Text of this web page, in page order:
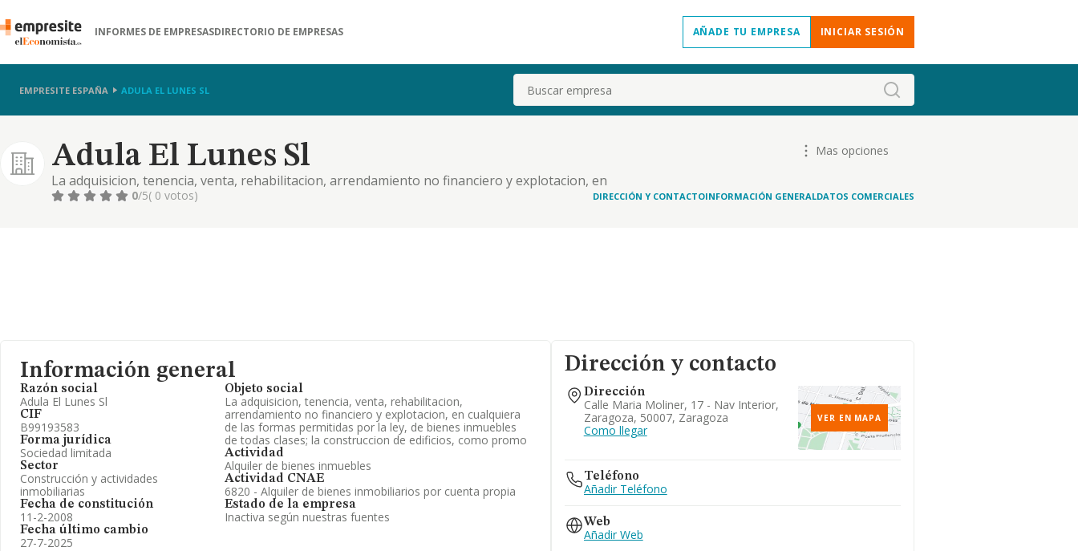
INFORMES DE EMPRESASDIRECTORIO DE EMPRESAS AÑADE TU EMPRESA INICIAR SESIÓN
EMPRESITE ESPAÑA ADULA EL LUNES SL Buscar
Adula El Lunes Sl
La adquisicion, tenencia, venta, rehabilitacion, arrendamiento no financiero y explotacion, en
cualquiera de las formas permitidas por la ley, de bienes inmuebles de todas clases; la construccion
Mas opciones
0/5( 0 votos) DIRECCIÓN Y CONTACTOINFORMACIÓN GENERALDATOS COMERCIALES
Información general
Razón social
Adula El Lunes Sl
CIF
B99193583
Forma jurídica
Sociedad limitada
Sector
Construcción y actividades
inmobiliarias
Fecha de constitución
11-2-2008
Fecha último cambio
27-7-2025
Objeto social
La adquisicion, tenencia, venta, rehabilitacion,
arrendamiento no financiero y explotacion, en cualquiera
de las formas permitidas por la ley, de bienes inmuebles
de todas clases; la construccion de edificios, como promo
Actividad
Alquiler de bienes inmuebles
Actividad CNAE
6820 - Alquiler de bienes inmobiliarios por cuenta propia
Estado de la empresa
Inactiva según nuestras fuentes
Dirección y contacto
Dirección
Calle Maria Moliner, 17 - Nav Interior,
Zaragoza, 50007, Zaragoza
Como llegar
VER EN MAPA
Teléfono
Añadir Teléfono
Web
Añadir Web